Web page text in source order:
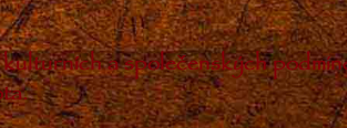
a společenských